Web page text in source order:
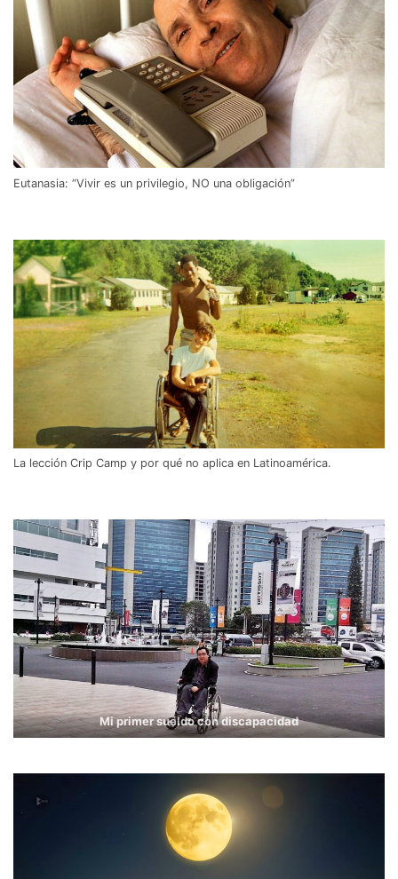
Eutanasia: “Vivir es un privilegio, NO una obligación”
La lección Crip Camp y por qué no aplica en Latinoamérica.
Mi primer sueldo con discapacidad